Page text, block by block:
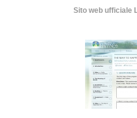
Sito web ufficiale